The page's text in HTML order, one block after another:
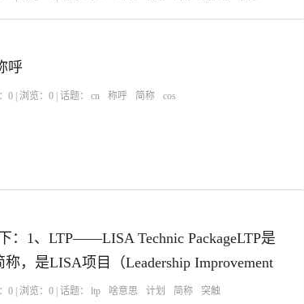
呼
0 | 浏览：0 | 话题： cn 称呼 简称 cos
：1、LTP——LISA Technic PackageLTP是
称，是LISA项目（Leadership Improvement
0 | 浏览：0 | 话题： ltp 啥意思 计划 简称 突触